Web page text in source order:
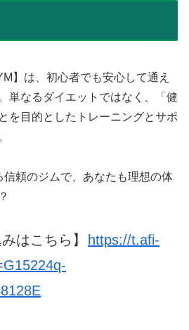
】は、初心者でも安心して通え
単なるダイエットではなく、「健
を目的としたトレーニングとサポ
頼のジムで、あなたも理想の体
はこちら】
https://t.afi-